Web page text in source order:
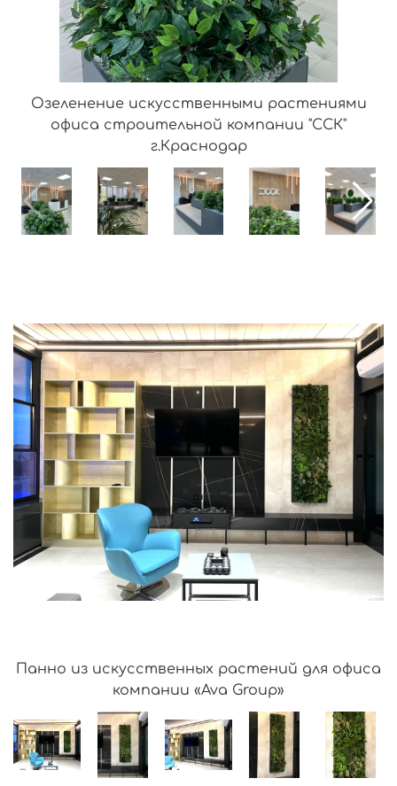
Озеленение искусственными растениями
офиса строительной компании "ССК"
г.Краснодар
Панно из искусственных растений для офиса
компании «Ava Group»